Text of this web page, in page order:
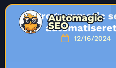
Programmatic
12/16/2024